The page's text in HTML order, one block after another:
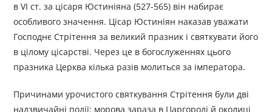
в VI ст. за цісаря Юстиніяна (527-565) він набирає
особливого значення. Цісар Юстиніян наказав уважати
Господнє Стрітення за великий празник і святкувати його
в цілому цісарстві. Через це в богослуженнях цього
празника Церква кілька разів молиться за імператора.
Причинами урочистого святкування Стрітення були дві
надзвичайні події: морова зараза в Царгороді й околиці